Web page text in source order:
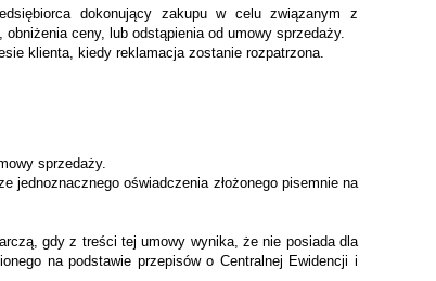
dokonujący zakupu w celu związanym z
ceny, lub odstąpienia od umowy sprzedaży.
klienta, kiedy reklamacja zostanie rozpatrzona.
sprzedaży.
jednoznacznego oświadczenia złożonego pisemnie na
gdy z treści tej umowy wynika, że nie posiada dla
na podstawie przepisów o Centralnej Ewidencji i